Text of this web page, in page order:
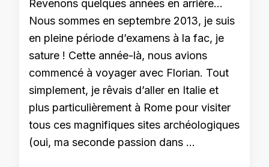
Revenons quelques années en arrière…
Nous sommes en septembre 2013, je suis
en pleine période d’examens à la fac, je
sature ! Cette année-là, nous avions
commencé à voyager avec Florian. Tout
simplement, je rêvais d’aller en Italie et
plus particulièrement à Rome pour visiter
tous ces magnifiques sites archéologiques
(oui, ma seconde passion dans …